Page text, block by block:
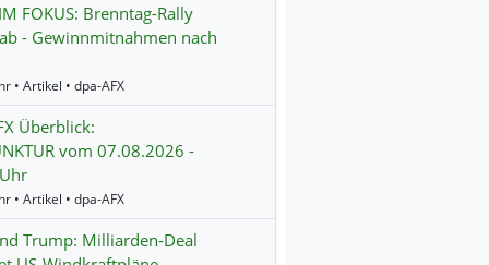
FOKUS: Brenntag-Rally
- Gewinnmitnahmen nach
• Artikel • dpa-AFX
Überblick:
vom 07.08.2026 -
• Artikel • dpa-AFX
Trump: Milliarden-Deal